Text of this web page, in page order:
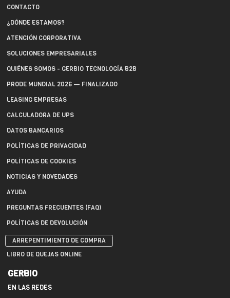
CONTACTO
¿DÓNDE ESTAMOS?
ATENCIÓN CORPORATIVA
SOLUCIONES EMPRESARIALES
QUIÉNES SOMOS - GERBIO TECNOLOGÍA B2B
PRODE MUNDIAL 2026 — FINALIZADO
LEASING EMPRESAS
CALCULADORA DE UPS
DATOS BANCARIOS
POLÍTICAS DE PRIVACIDAD
POLÍTICAS DE COOKIES
NOTICIAS Y NOVEDADES
AYUDA
PREGUNTAS FRECUENTES (FAQ)
POLÍTICAS DE DEVOLUCIÓN
ARREPENTIMIENTO DE COMPRA
LIBRO DE QUEJAS ONLINE
GERBIO
EN LAS REDES